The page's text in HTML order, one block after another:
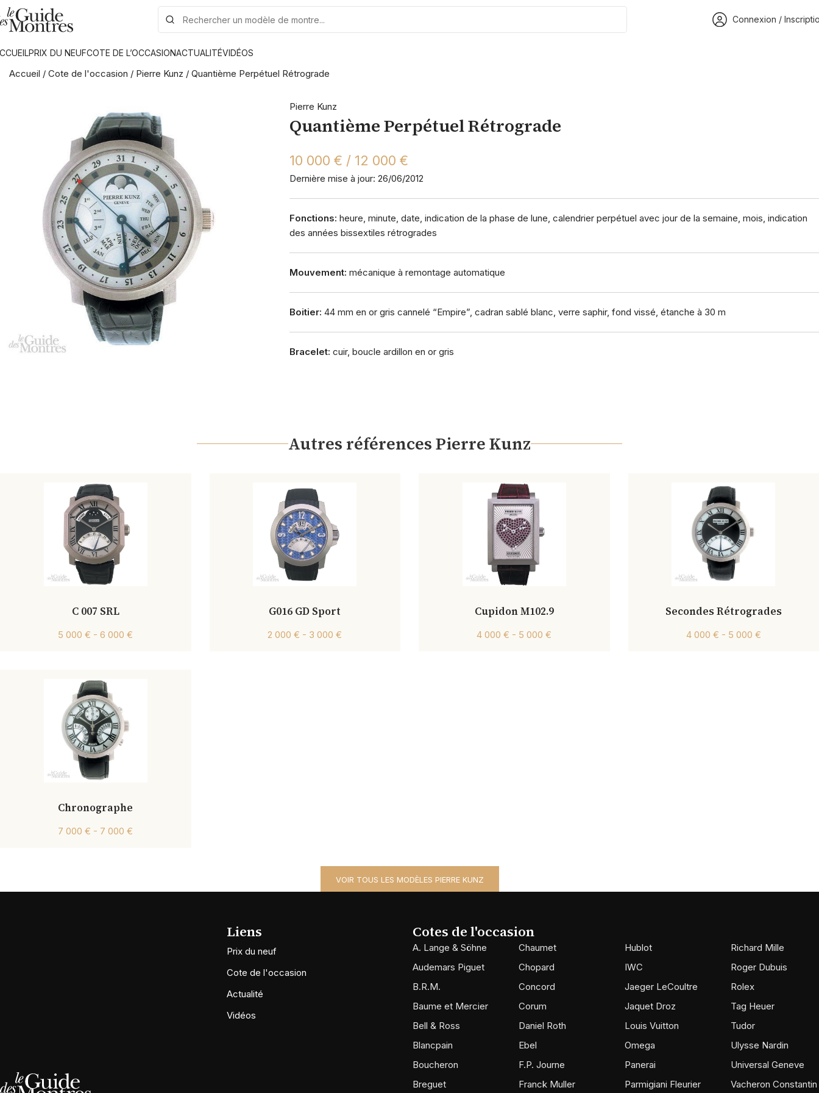
Connexion /
PRIX DU NEUFCOTE DE L’OCCASIONACTUALITÉVIDÉOS
Accueil / Cote de l'occasion / Pierre Kunz / Quantième Perpétuel Rétrograde
Pierre Kunz
Quantième Perpétuel Rétrograde
10 000 € / 12 000 €
Dernière mise à jour: 26/06/2012
Fonctions: heure, minute, date, indication de la phase de lune, calendrier perpétuel avec jour de la semaine, mois, indication
des années bissextiles rétrogrades
Mouvement: mécanique à remontage automatique
Boitier: 44 mm en or gris cannelé “Empire”, cadran sablé blanc, verre saphir, fond vissé, étanche à 30 m
Bracelet: cuir, boucle ardillon en or gris
Autres références Pierre Kunz
C 007 SRL
5 000 € - 6 000 €
G016 GD Sport
2 000 € - 3 000 €
Cupidon M102.9
4 000 € - 5 000 €
Secondes Rétrogrades
4 000 € - 5 000 €
Chronographe
7 000 € - 7 000 €
VOIR TOUS LES MODÈLES PIERRE KUNZ
Liens
Prix du neuf
Cote de l'occasion
Actualité
Vidéos
Cotes de l'occasion
A. Lange & Söhne
Audemars Piguet
B.R.M.
Baume et Mercier
Bell & Ross
Blancpain
Boucheron
Breguet
Chaumet
Chopard
Concord
Corum
Daniel Roth
Ebel
F.P. Journe
Franck Muller
Hublot
IWC
Jaeger LeCoultre
Jaquet Droz
Louis Vuitton
Omega
Panerai
Parmigiani Fleurier
Richard Mille
Roger Dubuis
Rolex
Tag Heuer
Tudor
Ulysse Nardin
Universal Geneve
Vacheron Constantin